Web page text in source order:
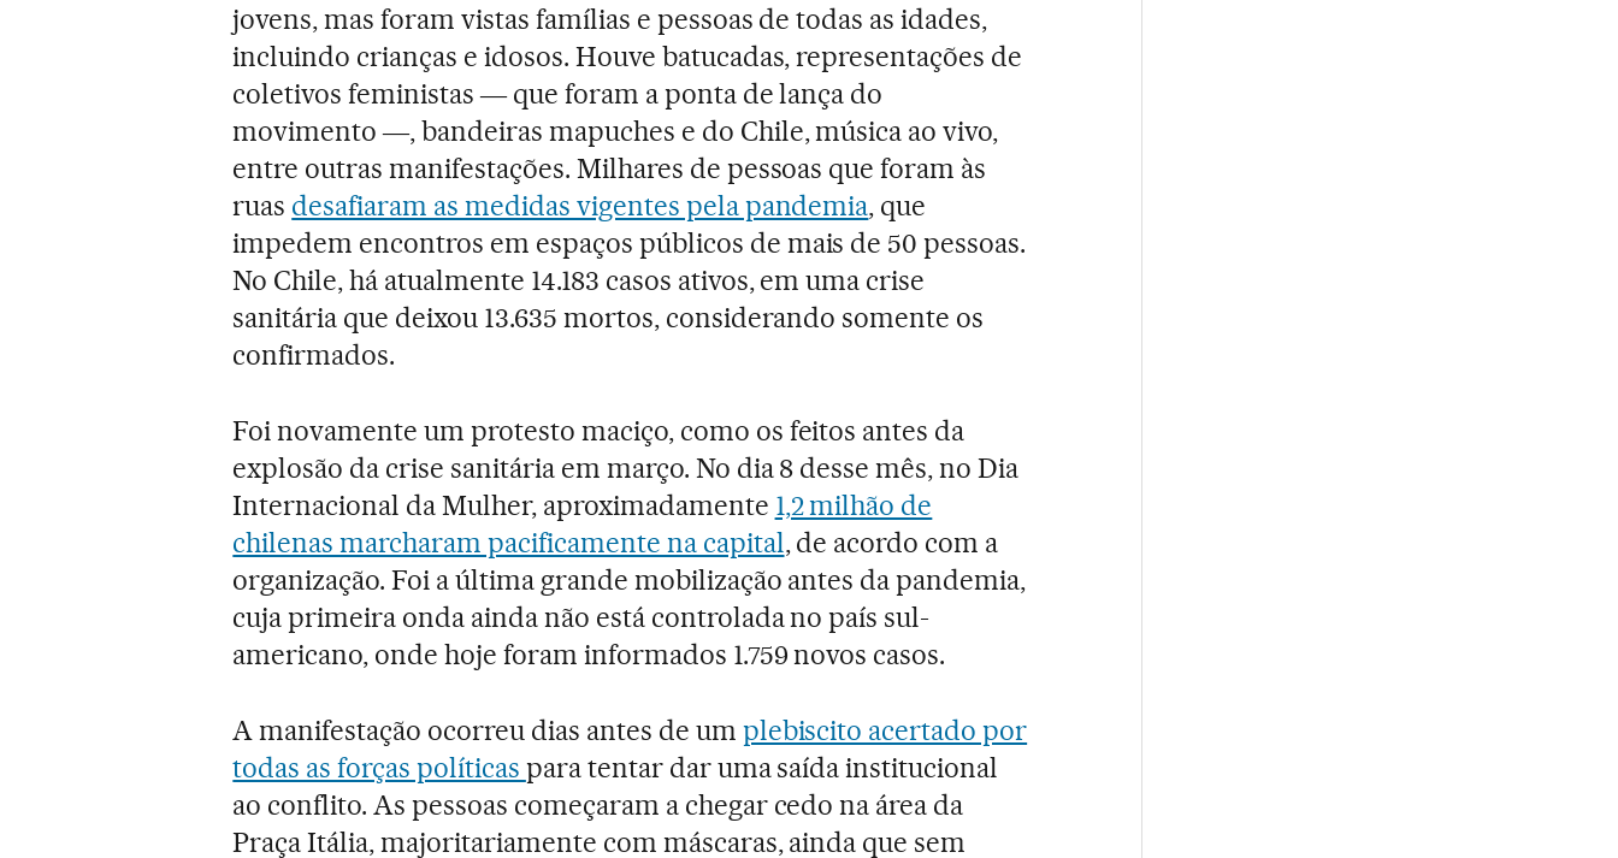
jovens, mas foram vistas famílias e pessoas de todas as idades,
incluindo crianças e idosos. Houve batucadas, representações de
coletivos feministas ― que foram a ponta de lança do
movimento ―, bandeiras mapuches e do Chile, música ao vivo,
entre outras manifestações. Milhares de pessoas que foram às
ruas desafiaram as medidas vigentes pela pandemia, que
impedem encontros em espaços públicos de mais de 50 pessoas.
No Chile, há atualmente 14.183 casos ativos, em uma crise
sanitária que deixou 13.635 mortos, considerando somente os
confirmados.
Foi novamente um protesto maciço, como os feitos antes da
explosão da crise sanitária em março. No dia 8 desse mês, no Dia
Internacional da Mulher, aproximadamente 1,2 milhão de
chilenas marcharam pacificamente na capital, de acordo com a
organização. Foi a última grande mobilização antes da pandemia,
cuja primeira onda ainda não está controlada no país sul-
americano, onde hoje foram informados 1.759 novos casos.
A manifestação ocorreu dias antes de um plebiscito acertado por
todas as forças políticas para tentar dar uma saída institucional
ao conflito. As pessoas começaram a chegar cedo na área da
Praça Itália, majoritariamente com máscaras, ainda que sem